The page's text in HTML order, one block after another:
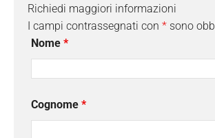
Richiedi maggiori informazioni
I campi contrassegnati con * sono
Nome *
Cognome *